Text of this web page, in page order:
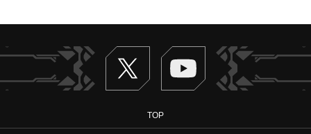
Twitter ヴァンガードch
TOP